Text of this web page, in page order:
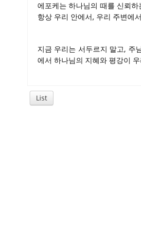
에포케는 하나님의 때를 신뢰
항상 우리 안에서, 우리 주변에
지금 우리는 서두르지 말고, 주
에서 하나님의 지혜와 평강이
List